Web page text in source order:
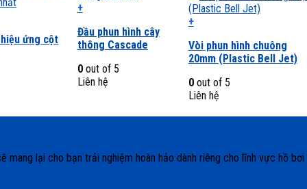
ứng cột
+
phẩm
này
nhiều
biến
thể
Đầu phun hình cây
thông Cascade
0out of 5
Liên hệ
+
phẩm
này
nhiều
biến
chọn
có
Vòi phun hình chuông
20mm (Plastic Bell Jet)
0out of 5
Liên hệ
lại cho bạn trải nghiệm hoàn hảo dành riêng cho lĩnh vực hồ